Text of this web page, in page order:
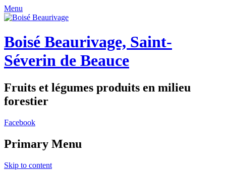
Menu
Boisé Beaurivage, Saint-
Séverin de Beauce
Fruits et légumes produits en milieu
forestier
Facebook
Primary Menu
Skip to content